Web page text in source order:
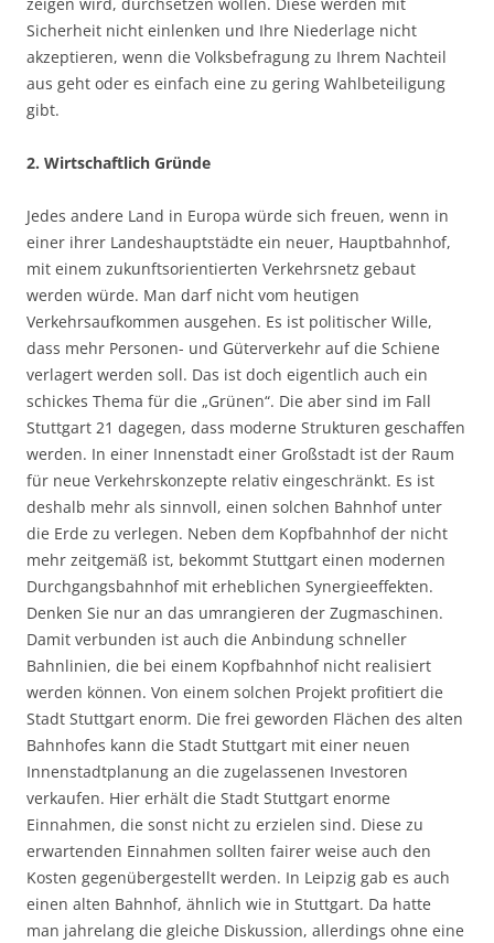
Sicherheit nicht einlenken und Ihre Niederlage nicht
akzeptieren, wenn die Volksbefragung zu Ihrem Nachteil
aus geht oder es einfach eine zu gering Wahlbeteiligung
gibt.
2. Wirtschaftlich Gründe
Jedes andere Land in Europa würde sich freuen, wenn in
einer ihrer Landeshauptstädte ein neuer, Hauptbahnhof,
mit einem zukunftsorientierten Verkehrsnetz gebaut
werden würde. Man darf nicht vom heutigen
Verkehrsaufkommen ausgehen. Es ist politischer Wille,
dass mehr Personen- und Güterverkehr auf die Schiene
verlagert werden soll. Das ist doch eigentlich auch ein
schickes Thema für die „Grünen“. Die aber sind im Fall
Stuttgart 21 dagegen, dass moderne Strukturen geschaffen
werden. In einer Innenstadt einer Großstadt ist der Raum
für neue Verkehrskonzepte relativ eingeschränkt. Es ist
deshalb mehr als sinnvoll, einen solchen Bahnhof unter
die Erde zu verlegen. Neben dem Kopfbahnhof der nicht
mehr zeitgemäß ist, bekommt Stuttgart einen modernen
Durchgangsbahnhof mit erheblichen Synergieeffekten.
Denken Sie nur an das umrangieren der Zugmaschinen.
Damit verbunden ist auch die Anbindung schneller
Bahnlinien, die bei einem Kopfbahnhof nicht realisiert
werden können. Von einem solchen Projekt profitiert die
Stadt Stuttgart enorm. Die frei geworden Flächen des alten
Bahnhofes kann die Stadt Stuttgart mit einer neuen
Innenstadtplanung an die zugelassenen Investoren
verkaufen. Hier erhält die Stadt Stuttgart enorme
Einnahmen, die sonst nicht zu erzielen sind. Diese zu
erwartenden Einnahmen sollten fairer weise auch den
Kosten gegenübergestellt werden. In Leipzig gab es auch
einen alten Bahnhof, ähnlich wie in Stuttgart. Da hatte
man jahrelang die gleiche Diskussion, allerdings ohne eine